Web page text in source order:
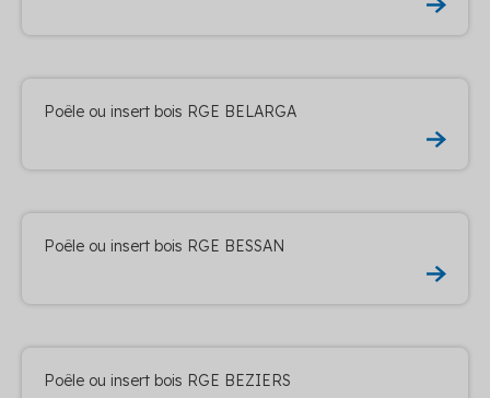
Poêle ou insert bois RGE BELARGA
Poêle ou insert bois RGE BESSAN
Poêle ou insert bois RGE BEZIERS